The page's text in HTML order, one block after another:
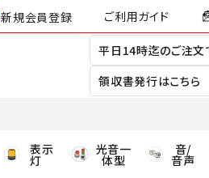
新規会員登録 ご利用ガイド
平日14時迄のご注文
領収書発行はこちら
表示
灯
光音一
体型
音/
音声